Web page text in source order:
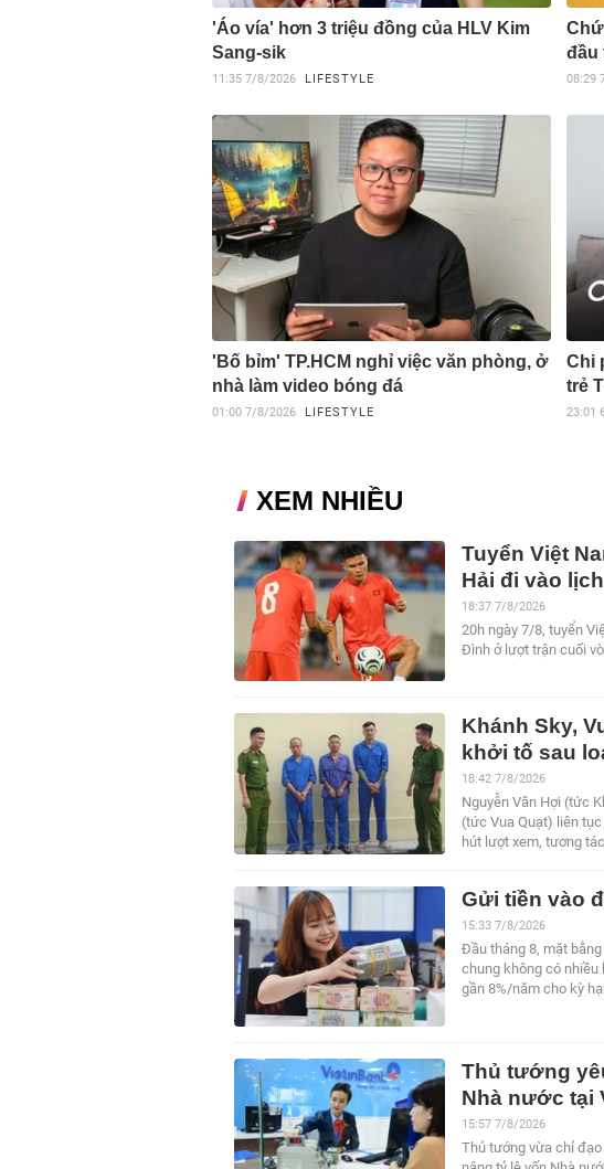
'Áo vía' hơn 3 triệu đồng của HLV Kim
Sang-sik
11:35 7/8/2026 LIFESTYLE
đầu
08:29
'Bố bỉm' TP.HCM nghỉ việc văn phòng, ở
nhà làm video bóng đá
01:00 7/8/2026 LIFESTYLE
Chi
trẻ
23:01
XEM NHIỀU
Tuyển Việt
Hải đi vào
18:37 7/8/2026
20h ngày 7/8, tuyển
Đình ở lượt trận cuối
Khánh Sky,
khởi tố sau
18:42 7/8/2026
Nguyễn Văn Hợi (tức
(tức Vua Quạt) liên
hút lượt xem, tương
Gửi tiền vào
15:33 7/8/2026
Đầu tháng 8, mặt
chung không có
gần 8%/năm cho kỳ
Thủ tướng
Nhà nước tại
15:57 7/8/2026
Thủ tướng vừa chỉ